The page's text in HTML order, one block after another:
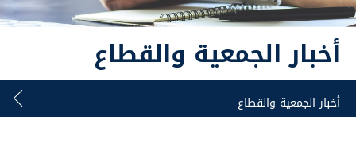
أخبار الجمعية والقطاع